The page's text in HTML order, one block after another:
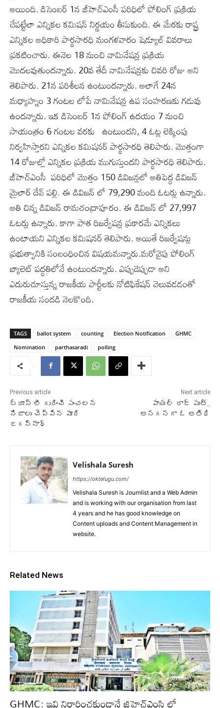
అయింది. డిసెంబర్ 1న జీహెచ్ఎంసీ పరిధిలో పోలింగ్ ప్రక్రియ
చేపట్టేలా ఎన్నికల కమిషన్ నిర్ణయం తీసుకుంది. ఈ మేరకు రాష్ట్ర
ఎన్నికల అధికారి పార్థసారధి మంగళవారం షెడ్యూల్ వివరాలు
ప్రకటించారు. ఈనెల 18 నుంచి నామినేషన్ల ప్రక్రియ
మొదలవుతుందన్నారు. 20వ తేదీ నామినేషన్లకు చివరి రోజు అని
తెలిపారు. 21న పరిశీలన ఉంటుందన్నారు. అలాగే 24న
మధ్యాహ్నం 3 గంటల లోపే నామినేషన్ల ఉప సంహరణకు గడువు
ఉందన్నారు. ఇక డిసెంబర్ 1న పోలింగ్ ఉదయం 7 నుంచి
సాయంత్రం 6 గంటల వరకు ఉంటుందని, 4 ఓట్ల లెక్కింపు
నిర్వహిస్తారని ఎన్నికల కమిషనర్ పార్థసారధి తెలిపారు. మొత్తంగా
14 రోజుల్లో ఎన్నికల ప్రక్రియ ముగుస్తుందని పార్థసారధి తెలిపారు.
జీహెచ్ఎంసీ పరిధిలో మొత్తం 150 డివిజన్లలో అతిపెద్ద డివిజన్
మైలార్ దేవ్ పల్లి. ఈ డివిజన్ లో 79,290 మంది ఓటర్లు ఉన్నారు.
అతి చిన్న డివిజన్ రామచంద్రాపూరం. ఈ డివిజన్ లో 27,997
ఓటర్లు ఉన్నారు. కాగా పాత రిజర్వేషన్ల ప్రకారమే ఎన్నికలు
ఉంటాయని ఎన్నికల కమిషనర్ తెలిపారు. అయితే రిజర్వేషన్లు
ప్రభుత్వానికి సంబంధించిన విషయమన్నారు.మరోవైపు పోలింగ్
బ్యాలెట్ పద్ధతిలోనే ఉంటుందన్నారు. ఎప్పుడెప్పుడా అని
ఎదురుచూస్తున్న రాజకీయ పార్టీలకు నోటిఫికేషన్ వెలువడడంతో
రాజకీయ సందడి నెలకొంది.
TAGS ballot system counting Election Notification
GHMC
Nomination
parthasaradi polling
Previous article
బ్రూస్ లీ గురించి సంచలన
నిజాలు చెప్పిన పూరి
జగన్నాథ్
Next article
పాయ‌ల్ రాజ్ పుత్..
అన‌గ‌న‌గా ఓ అతిధి
Velishala Suresh
https://oktelugu.com/
Velishala Suresh is Journlist and a Web Admin
and is working with our organisation from last
4 years and he has good knowledge on
Content uploads and Content Management in
website.
Related News
GHMC: ఇవి నిర్ధారించకుండానే జిహెచ్ఎంసి లో